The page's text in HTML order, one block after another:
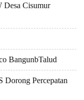
Desa Cisumur
BangunbTalud
Percepatan